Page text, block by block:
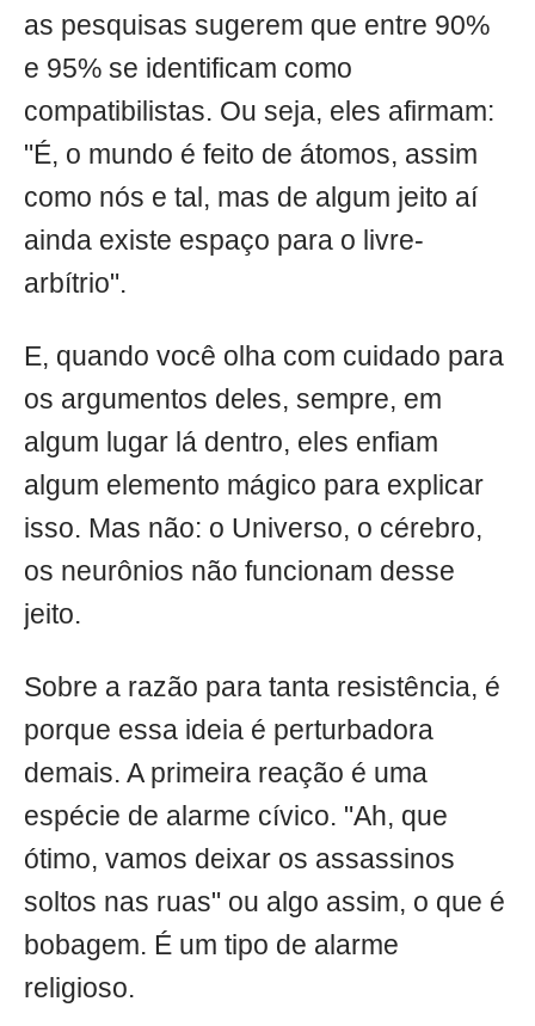
as pesquisas sugerem que entre 90%
e 95% se identificam como
compatibilistas. Ou seja, eles afirmam:
"É, o mundo é feito de átomos, assim
como nós e tal, mas de algum jeito aí
ainda existe espaço para o livre-
arbítrio".
E, quando você olha com cuidado para
os argumentos deles, sempre, em
algum lugar lá dentro, eles enfiam
algum elemento mágico para explicar
isso. Mas não: o Universo, o cérebro,
os neurônios não funcionam desse
jeito.
Sobre a razão para tanta resistência, é
porque essa ideia é perturbadora
demais. A primeira reação é uma
espécie de alarme cívico. "Ah, que
ótimo, vamos deixar os assassinos
soltos nas ruas" ou algo assim, o que é
bobagem. É um tipo de alarme
religioso.